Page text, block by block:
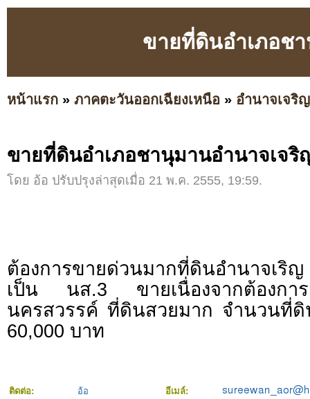
ขายที่ดินอำเภอช
หน้าแรก » ภาคตะวันออกเฉียงเหนือ » อำนาจเจริญ
ขายที่ดินอำเภอชานุมานอำนาจเจ
โดย อ้อ ปรับปรุงล่าสุดเมื่อ 21 พ.ค. 2555, 19:59.
ต้องการขายด่วนมากที่ดินอำนาจเ
เป็น นส.3 ขายเนื่องจากต้องการ
นครสวรรค์ ที่ดินสวยมาก จำนวนที่ดิ
60,000 บาท
ติดต่อ: อ้อ
อีเมล์: